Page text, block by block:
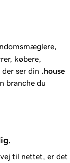
købere,
ser din .house
branche du
til nettet, er det